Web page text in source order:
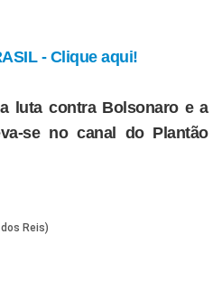
- Clique aqui!
luta contra Bolsonaro e a
se no canal do Plantão